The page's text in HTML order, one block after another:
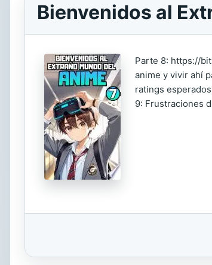
Bienvenidos al
Parte 8: https://
anime y vivir ahí
ratings
9: Frustraciones